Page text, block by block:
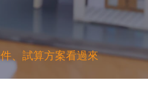
、試算方案看過來